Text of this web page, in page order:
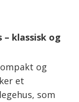
– klassisk og
og
et
som